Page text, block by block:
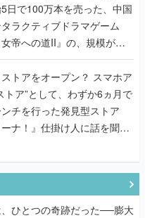
5日で100万本を売った、中国
ラクティブドラマゲーム
女帝への道II』の、規模が違
ロデューサーに聞いた
をオープン？ スマホア
トア”として、わずか6ヵ月で
チを行った発見型ストア
ーナ！』仕掛け人に話を聞い
、ひとつの奇跡だった──膨大